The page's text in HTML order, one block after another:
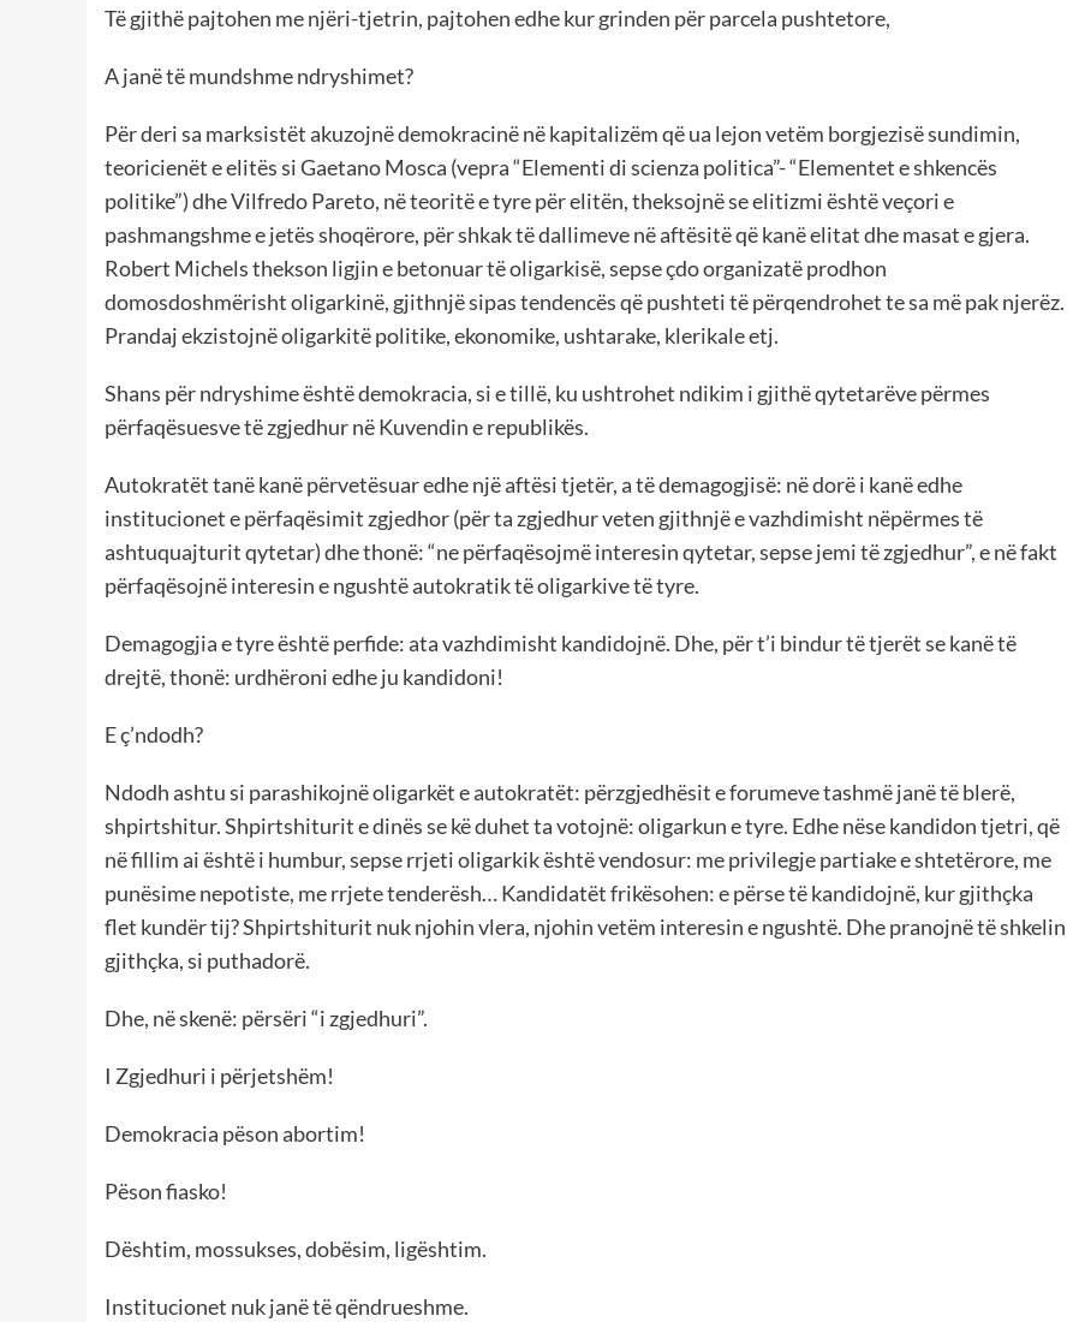
Të gjithë pajtohen me njëri-tjetrin, pajtohen edhe kur grinden për parcela pushtetore,
A janë të mundshme ndryshimet?
Për deri sa marksistët akuzojnë demokracinë në kapitalizëm që ua lejon vetëm borgjezisë sundimin,
teoricienët e elitës si Gaetano Mosca (vepra “Elementi di scienza politica”- “Elementet e shkencës
politike”) dhe Vilfredo Pareto, në teoritë e tyre për elitën, theksojnë se elitizmi është veçori e
pashmangshme e jetës shoqërore, për shkak të dallimeve në aftësitë që kanë elitat dhe masat e gjera.
Robert Michels thekson ligjin e betonuar të oligarkisë, sepse çdo organizatë prodhon
domosdoshmërisht oligarkinë, gjithnjë sipas tendencës që pushteti të përqendrohet te sa më pak njerëz.
Prandaj ekzistojnë oligarkitë politike, ekonomike, ushtarake, klerikale etj.
Shans për ndryshime është demokracia, si e tillë, ku ushtrohet ndikim i gjithë qytetarëve përmes
përfaqësuesve të zgjedhur në Kuvendin e republikës.
Autokratët tanë kanë përvetësuar edhe një aftësi tjetër, a të demagogjisë: në dorë i kanë edhe
institucionet e përfaqësimit zgjedhor (për ta zgjedhur veten gjithnjë e vazhdimisht nëpërmes të
ashtuquajturit qytetar) dhe thonë: “ne përfaqësojmë interesin qytetar, sepse jemi të zgjedhur”, e në fakt
përfaqësojnë interesin e ngushtë autokratik të oligarkive të tyre.
Demagogjia e tyre është perfide: ata vazhdimisht kandidojnë. Dhe, për t’i bindur të tjerët se kanë të
drejtë, thonë: urdhëroni edhe ju kandidoni!
E ç’ndodh?
Ndodh ashtu si parashikojnë oligarkët e autokratët: përzgjedhësit e forumeve tashmë janë të blerë,
shpirtshitur. Shpirtshiturit e dinës se kë duhet ta votojnë: oligarkun e tyre. Edhe nëse kandidon tjetri, që
në fillim ai është i humbur, sepse rrjeti oligarkik është vendosur: me privilegje partiake e shtetërore, me
punësime nepotiste, me rrjete tenderësh… Kandidatët frikësohen: e përse të kandidojnë, kur gjithçka
flet kundër tij? Shpirtshiturit nuk njohin vlera, njohin vetëm interesin e ngushtë. Dhe pranojnë të shkelin
gjithçka, si puthadorë.
Dhe, në skenë: përsëri “i zgjedhuri”.
I Zgjedhuri i përjetshëm!
Demokracia pëson abortim!
Pëson fiasko!
Dështim, mossukses, dobësim, ligështim.
Institucionet nuk janë të qëndrueshme.